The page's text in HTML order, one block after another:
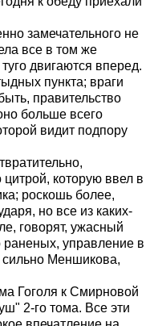
замечательного не
все в том же
двигаются вперед.
пункта; враги
правительство
больше всего
видит подпору
которую ввел в
роскошь более,
но все из каких-
говорят, ужасный
раненых, управление в
Меншикова,
Гоголя к Смирновой
2-го тома. Все эти